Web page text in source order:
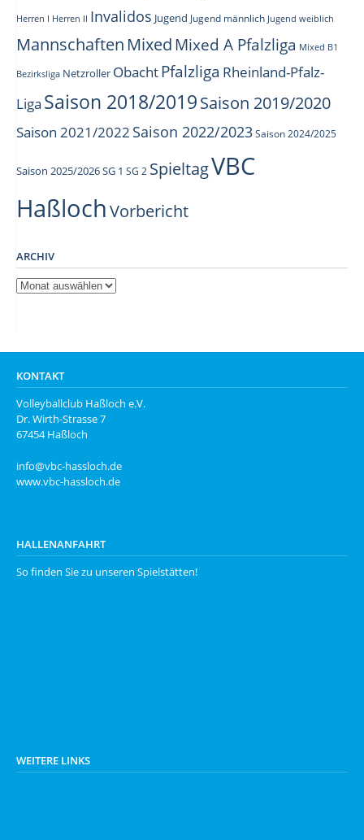
Herren I Herren II Invalidos Jugend Jugend männlich Jugend weiblich
Mannschaften MixedMixed A Pfalzliga Mixed B1
Bezirksliga Netzroller ObachtPfalzliga Rheinland-Pfalz-
Liga Saison 2018/2019Saison 2019/2020
Saison 2021/2022 Saison 2022/2023 Saison 2024/2025
Saison 2025/2026SG 1 SG 2 SpieltagVBC
HaßlochVorbericht
ARCHIV
Archiv
KONTAKT
Volleyballclub Haßloch e.V.
Dr. Wirth-Strasse 7
67454 Haßloch
info@vbc-hassloch.de
www.vbc-hassloch.de
HALLENANFAHRT
So finden Sie zu unseren Spielstätten!
WEITERE LINKS